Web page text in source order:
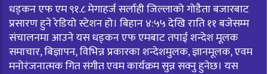
धड्कन एफ एम ९१.८ मेगाहर्ज सर्लाही जिल्लाको गोडैता बजारबाट
प्रसारण हुने रेडियो स्टेशन हो। बिहान ४:५५ देखि राति ११ बजेसम्म
संचालनमा आउने यस धड्कन एफ एमबाट तपाई शन्देश मूलक
समाचार, बिज्ञापन, विभिन्न प्रकारका शन्देशमुलक, ज्ञानमूलक, एवम
मनोरंजनात्मक गित संगीत एवम कार्यक्रम सुन्न सक्नु हुनेछ। यस